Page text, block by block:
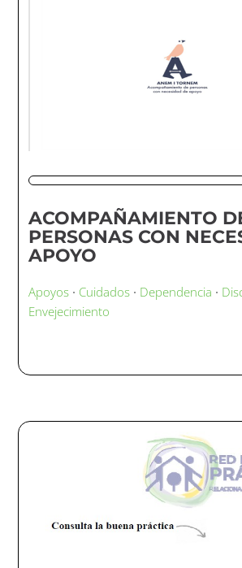
ACOMPAÑAMIENTO
PERSONAS CON
APOYO
Apoyos · Cuidados · Dependencia ·
Envejecimiento